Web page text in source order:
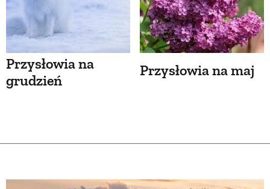
Przysłowia na
grudzień
Przysłowia na maj